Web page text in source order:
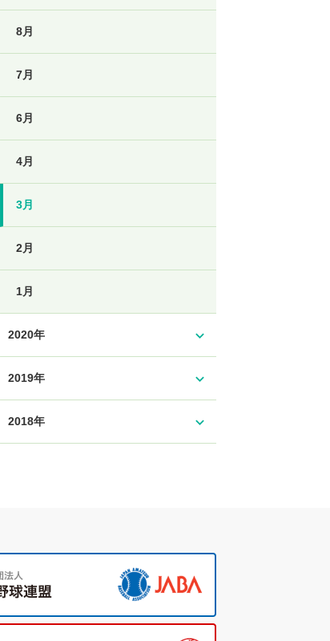
8月
7月
6月
4月
3月
2月
1月
2020年 expand_more
2019年 expand_more
2018年 expand_more